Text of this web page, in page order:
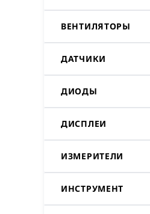
ВЕНТИЛЯТОРЫ
ДАТЧИКИ
ДИОДЫ
ДИСПЛЕИ
ИЗМЕРИТЕЛИ
ИНСТРУМЕНТ